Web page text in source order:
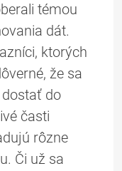
témou
dát.
ktorých
že sa
do
časti
rôzne
Či už sa